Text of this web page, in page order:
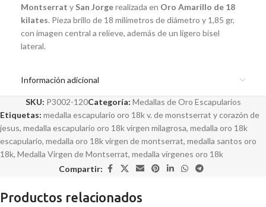
Montserrat y San Jorgerealizada en Oro Amarillo de 18
kilates. Pieza brillo de 18 milímetros de diámetro y 1,85 gr,
con imagen central a relieve, además de un ligero bisel
lateral.
Información adicional
SKU: P3002-120Categoría: Medallas de Oro Escapularios
Etiquetas: medalla escapulario oro 18k v. de monstserrat y corazón de
jesus, medalla escapulario oro 18k virgen milagrosa, medalla oro 18k
escapulario, medalla oro 18k virgen de montserrat, medalla santos oro
18k, Medalla Virgen de Montserrat, medalla vírgenes oro 18k
Compartir:
Productos relacionados